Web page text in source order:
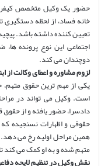
حضور یک وکیل متخصص
خانه فساد، از لحظه دستگیری
تعیین کننده داشته باشد.
اجتماعی این نوع پرونده
دوچندان می کند.
لزوم مشاوره و اعطای وکالت از
یکی از مهم ترین حقوق
است. وکیل می تواند در
دادسرا، حضور یافته و از
حقوقی و اظهارات نسنجیده
همین مراحل اولیه رخ می
متهم شده و به او کمک می کند
نقش وکیل در تنظیم لایحه